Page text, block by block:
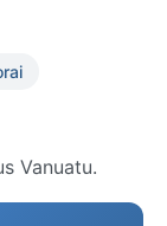
Vanuatu.